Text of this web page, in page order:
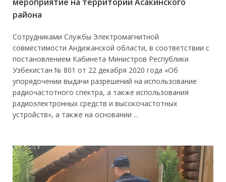
района
Сотрудниками Службы Электромагнитной
совместимости Андижанской области, в соответствии с
постановлением Кабинета Министров Республики
Узбекистан № 801 от 22 декабря 2020 года «Об
упорядочении выдачи разрешений на использование
радиочастотного спектра, а также использования
радиоэлектронных средств и высокочастотных
устройств», а также на основании ...